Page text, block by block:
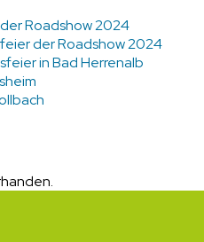
Roadshow 2024
der Roadshow 2024
in Bad Herrenalb